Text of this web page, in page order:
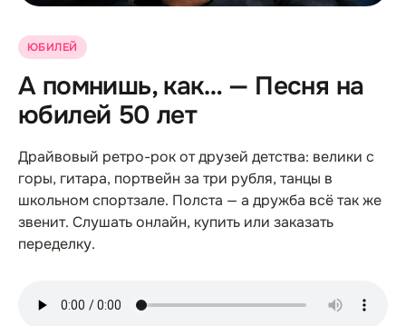
ЮБИЛЕЙ
А помнишь, как… — Песня на
юбилей 50 лет
Драйвовый ретро-рок от друзей детства: велики с
горы, гитара, портвейн за три рубля, танцы в
школьном спортзале. Полста — а дружба всё так же
звенит. Слушать онлайн, купить или заказать
переделку.